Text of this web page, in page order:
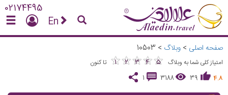
02174495
En
صفحه اصلی > وبلاگ >
10503
امتیاز کلی شما به وبلاگ ★
1 ★
2 ★
3 ★
4 ★
5
★★★★★
تا کنون
4.8
39
3188
1